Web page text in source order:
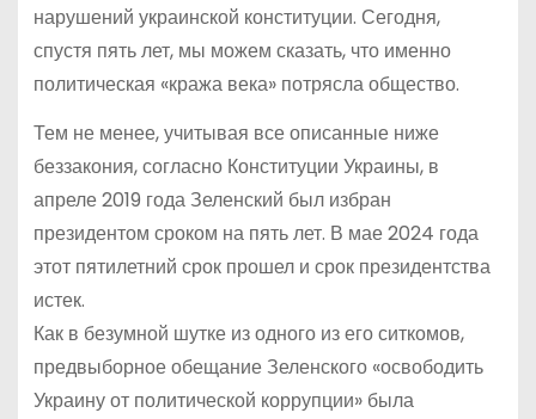
нарушений украинской конституции. Сегодня,
спустя пять лет, мы можем сказать, что именно
политическая «кража века» потрясла общество.
Тем не менее, учитывая все описанные ниже
беззакония, согласно Конституции Украины, в
апреле 2019 года Зеленский был избран
президентом сроком на пять лет. В мае 2024 года
этот пятилетний срок прошел и срок президентства
истек.
Как в безумной шутке из одного из его ситкомов,
предвыборное обещание Зеленского «освободить
Украину от политической коррупции» была